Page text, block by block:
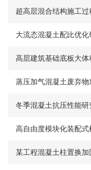
超高层混合结构施工
大流态混凝土配比优化
冬季混凝土抗压性能研
高自由度模块化装配
某工程混凝土柱置换加